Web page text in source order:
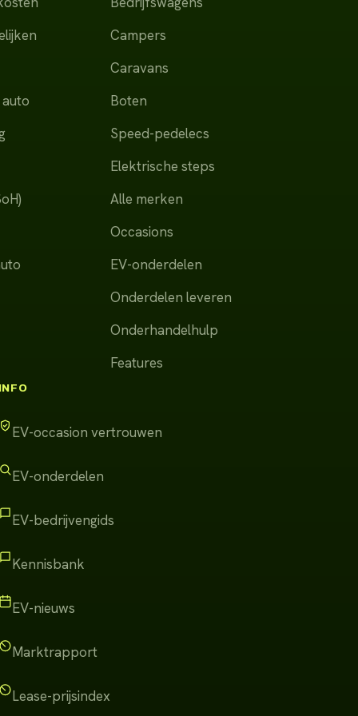
Campers
Caravans
Boten
Speed-pedelecs
Elektrische steps
Alle merken
Occasions
EV-onderdelen
Onderdelen leveren
Onderhandelhulp
Features
INFO
EV-occasion vertrouwen
EV-onderdelen
EV-bedrijvengids
Kennisbank
EV-nieuws
Marktrapport
Lease-prijsindex